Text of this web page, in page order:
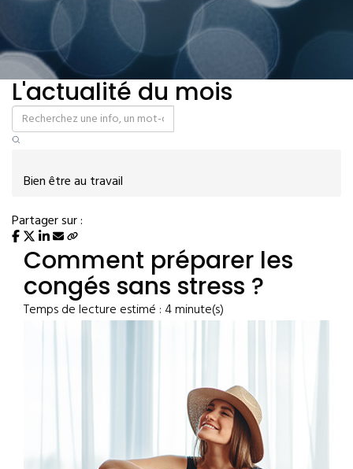
L'actualité du mois
Bien être au travail
Partager sur :
Comment préparer les
congés sans stress ?
Temps de lecture estimé : 4 minute(s)